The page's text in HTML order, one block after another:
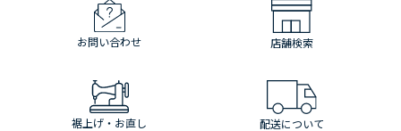
お問い合わせ 店舗検索
裾上げ・お直し 配送について